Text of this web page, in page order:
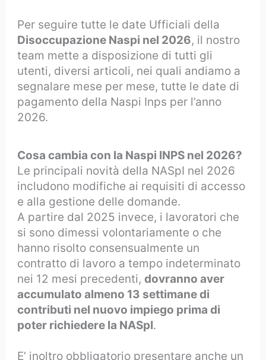
Per seguire tutte le date Ufficiali della
Disoccupazione Naspi nel 2026, il nostro
team mette a disposizione di tutti gli
utenti, diversi articoli, nei quali andiamo a
segnalare mese per mese, tutte le date di
pagamento della Naspi Inps per l’anno
2026.
Cosa cambia con la Naspi INPS nel 2026?
Le principali novità della NASpI nel 2026
includono modifiche ai requisiti di accesso
e alla gestione delle domande.
A partire dal 2025 invece, i lavoratori che
si sono dimessi volontariamente o che
hanno risolto consensualmente un
contratto di lavoro a tempo indeterminato
nei 12 mesi precedenti,dovranno aver
accumulato almeno 13 settimane di
contributi nel nuovo impiego prima di
poter richiedere la NASpI.
E’ inoltro obbligatorio presentare anche un